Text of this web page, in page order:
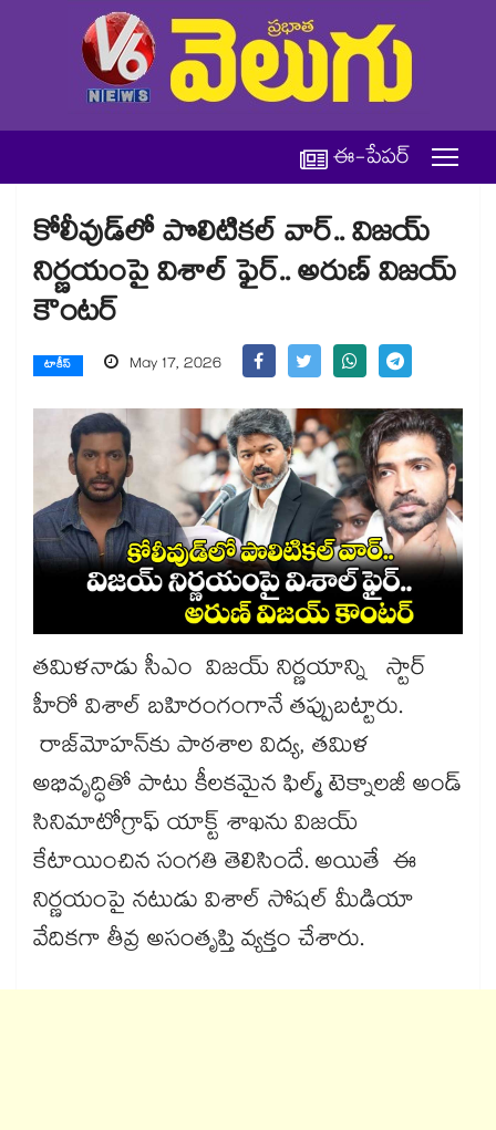
ఈ-పేపర్
కోలీవుడ్‌లో పొలిటికల్ వార్.. విజయ్
నిర్ణయంపై విశాల్ ఫైర్.. అరుణ్ విజయ్
కౌంటర్
టాకీస్ May 17, 2026
తమిళనాడు సీఎం విజయ్ నిర్ణయాన్ని స్టార్
హీరో విశాల్ బహిరంగంగానే తప్పుబట్టారు.
రాజ్‌మోహన్‌కు పాఠశాల విద్య, తమిళ
అభివృద్ధితో పాటు కీలకమైన ఫిల్మ్ టెక్నాలజీ అండ్
సినిమాటోగ్రాఫ్ యాక్ట్ శాఖను విజయ్
కేటాయించిన సంగతి తెలిసిందే. అయితే ఈ
నిర్ణయంపై నటుడు విశాల్ సోషల్ మీడియా
వేదికగా తీవ్ర అసంతృప్తి వ్యక్తం చేశారు.